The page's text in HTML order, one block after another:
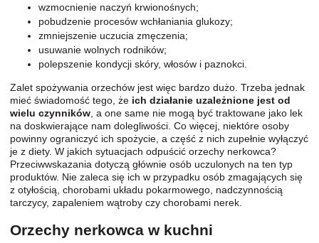
wzmocnienie naczyń krwionośnych;
pobudzenie procesów wchłaniania glukozy;
zmniejszenie uczucia zmęczenia;
usuwanie wolnych rodników;
polepszenie kondycji skóry, włosów i paznokci.
Zalet spożywania orzechów jest więc bardzo dużo. Trzeba jednak
mieć świadomość tego, że ich działanie uzależnione jest od
wielu czynników, a one same nie mogą być traktowane jako lek
na doskwierające nam dolegliwości. Co więcej, niektóre osoby
powinny ograniczyć ich spożycie, a część z nich zupełnie wyłączyć
je z diety. W jakich sytuacjach odpuścić orzechy nerkowca?
Przeciwwskazania dotyczą głównie osób uczulonych na ten typ
produktów. Nie zaleca się ich w przypadku osób zmagających się
z otyłością, chorobami układu pokarmowego, nadczynnością
tarczycy, zapaleniem wątroby czy chorobami nerek.
Orzechy nerkowca w kuchni